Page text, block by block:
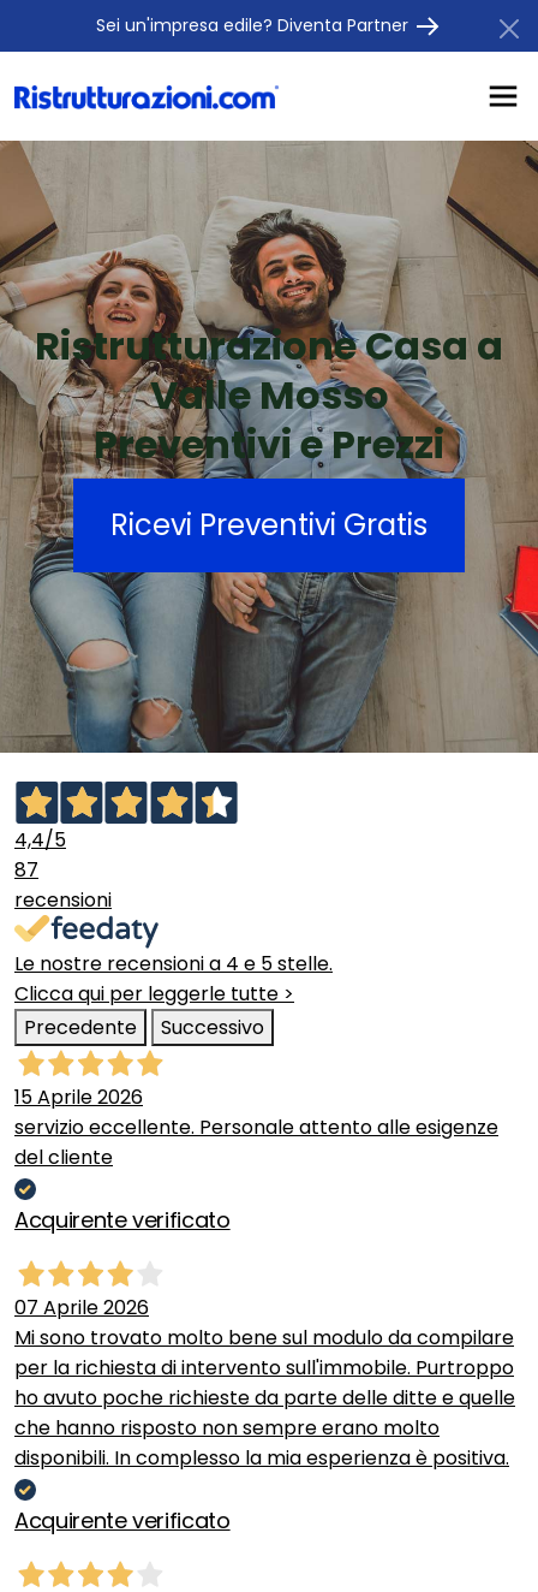
Sei un'impresa edile? Diventa Partner
Ristrutturazione Casa a
Valle Mosso
Preventivi e Prezzi
Ricevi Preventivi Gratis
4,4/5
87
recensioni
Le nostre recensioni a 4 e 5 stelle.
Clicca qui per leggerle tutte >
Precedente
Successivo
15 Aprile 2026
servizio eccellente. Personale attento alle esigenze
del cliente
Acquirente verificato
07 Aprile 2026
Mi sono trovato molto bene sul modulo da compilare
per la richiesta di intervento sull'immobile. Purtroppo
ho avuto poche richieste da parte delle ditte e quelle
che hanno risposto non sempre erano molto
disponibili. In complesso la mia esperienza è positiva.
Acquirente verificato